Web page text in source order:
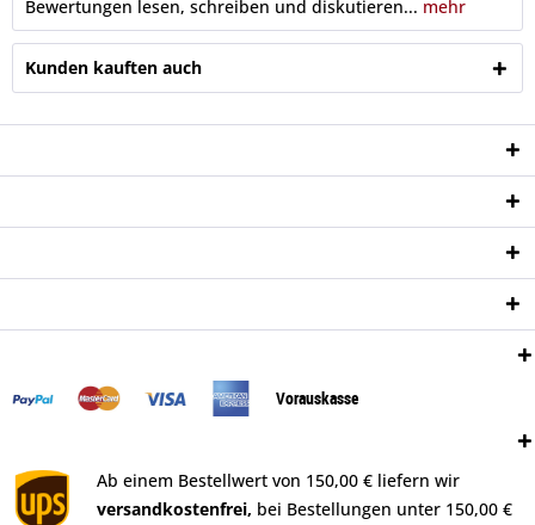
Bewertungen lesen, schreiben und diskutieren... mehr
Kunden kauften auch
Vorauskasse
Ab einem Bestellwert von 150,00 € liefern wir
versandkostenfrei, bei Bestellungen unter 150,00 €